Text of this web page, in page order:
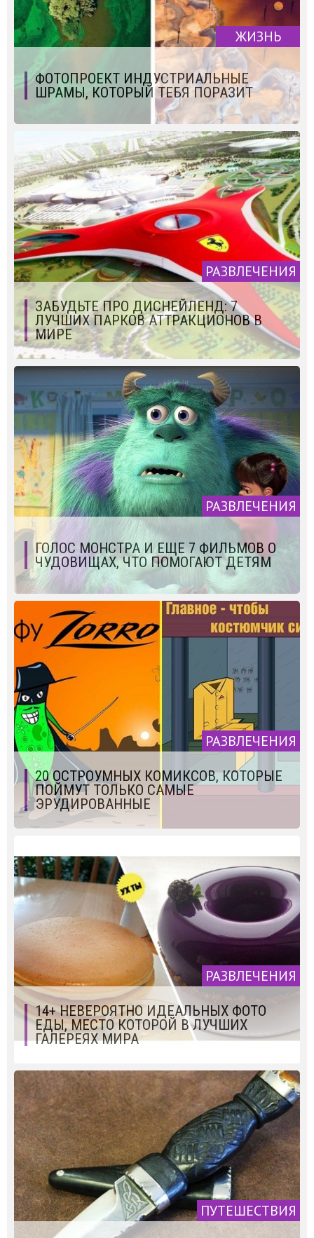
ЖИЗНЬ
ФОТОПРОЕКТ ИНДУСТРИАЛЬНЫЕ
ШРАМЫ, КОТОРЫЙ ТЕБЯ ПОРАЗИТ
РАЗВЛЕЧЕНИЯ
ЗАБУДЬТЕ ПРО ДИСНЕЙЛЕНД: 7
ЛУЧШИХ ПАРКОВ АТТРАКЦИОНОВ В
МИРЕ
РАЗВЛЕЧЕНИЯ
ГОЛОС МОНСТРА И ЕЩЕ 7 ФИЛЬМОВ О
ЧУДОВИЩАХ, ЧТО ПОМОГАЮТ ДЕТЯМ
РАЗВЛЕЧЕНИЯ
20 ОСТРОУМНЫХ КОМИКСОВ, КОТОРЫЕ
ПОЙМУТ ТОЛЬКО САМЫЕ
ЭРУДИРОВАННЫЕ
РАЗВЛЕЧЕНИЯ
14+ НЕВЕРОЯТНО ИДЕАЛЬНЫХ ФОТО
ЕДЫ, МЕСТО КОТОРОЙ В ЛУЧШИХ
ГАЛЕРЕЯХ МИРА
ПУТЕШЕСТВИЯ